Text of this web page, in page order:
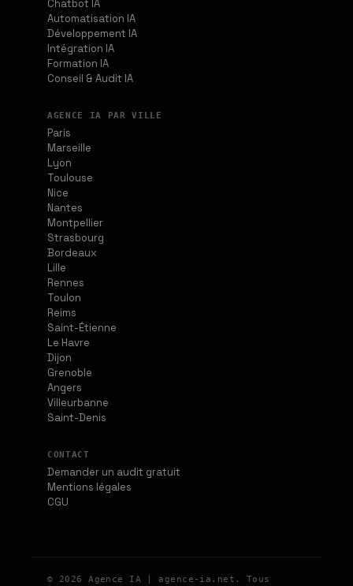
Chatbot IA
Automatisation IA
Développement IA
Intégration IA
Formation IA
Conseil & Audit IA
AGENCE IA PAR VILLE
Paris
Marseille
Lyon
Toulouse
Nice
Nantes
Montpellier
Strasbourg
Bordeaux
Lille
Rennes
Toulon
Reims
Saint-Étienne
Le Havre
Dijon
Grenoble
Angers
Villeurbanne
Saint-Denis
CONTACT
Demander un audit gratuit
Mentions légales
CGU
© 2026 Agence IA | agence-ia.net. Tous